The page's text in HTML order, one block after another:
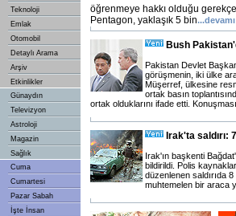
Teknoloji
Emlak
Otomobil
Detaylı Arama
Arşiv
Etkinlikler
Günaydın
Televizyon
Astroloji
Magazin
Sağlık
Cuma
Cumartesi
Pazar Sabah
İşte İnsan
öğrenmeye hakkı olduğu
Pentagon, yaklaşık 5 bin...devamı
Bush
Pakistan Devlet
görüşmenin, iki ülke
Müşerref, ülkesine
ortak basın
ortak olduklarını ifade etti.
Irak'ta saldırı:
Irak'ın başkenti
bildirildi. Polis
düzenlenen saldırıda
muhtemelen bir araca